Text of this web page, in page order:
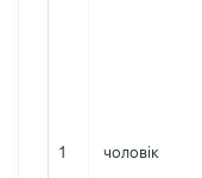
1 чоловік